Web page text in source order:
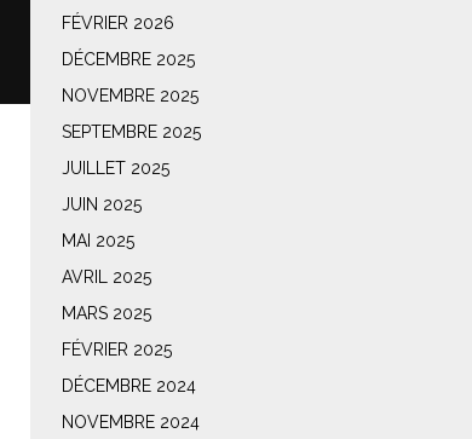
FÉVRIER 2026
DÉCEMBRE 2025
NOVEMBRE 2025
SEPTEMBRE 2025
JUILLET 2025
JUIN 2025
MAI 2025
AVRIL 2025
MARS 2025
FÉVRIER 2025
DÉCEMBRE 2024
NOVEMBRE 2024